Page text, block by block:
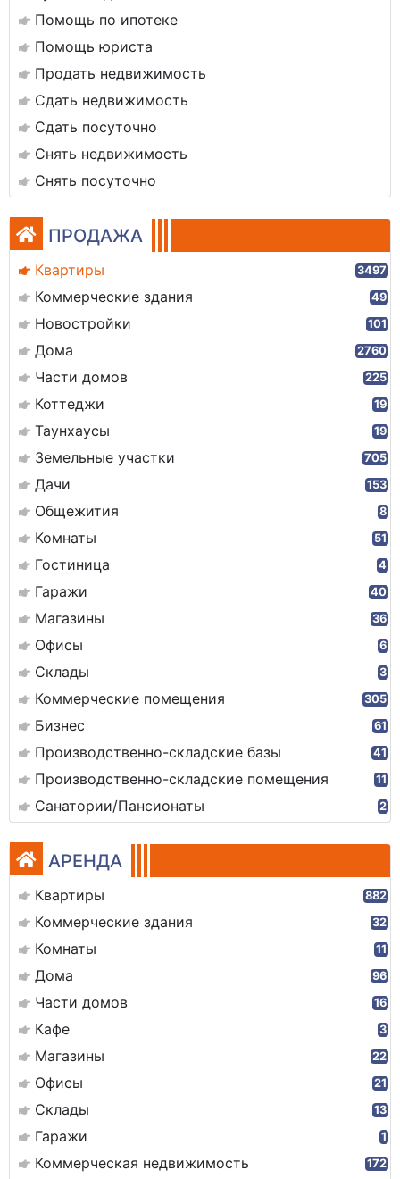
Помощь по ипотеке
Помощь юриста
Продать недвижимость
Сдать недвижимость
Сдать посуточно
Снять недвижимость
Снять посуточно
ПРОДАЖА
Квартиры 3497
Коммерческие здания 49
Новостройки 101
Дома 2760
Части домов 225
Коттеджи 19
Таунхаусы 19
Земельные участки 705
Дачи 153
Общежития 8
Комнаты 51
Гостиница 4
Гаражи 40
Магазины 36
Офисы 6
Склады 3
Коммерческие помещения 305
Бизнес 61
Производственно-складские базы 41
Производственно-складские помещения 11
Санатории/Пансионаты 2
АРЕНДА
Квартиры 882
Коммерческие здания 32
Комнаты 11
Дома 96
Части домов 16
Кафе 3
Магазины 22
Офисы 21
Склады 13
Гаражи 1
Коммерческая недвижимость 172